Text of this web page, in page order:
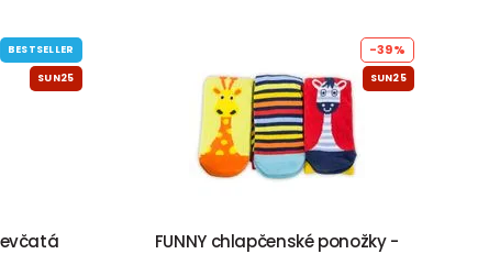
BESTSELLER
SUN25
-39%
SUN25
FUNNY chlapčenské ponožky -